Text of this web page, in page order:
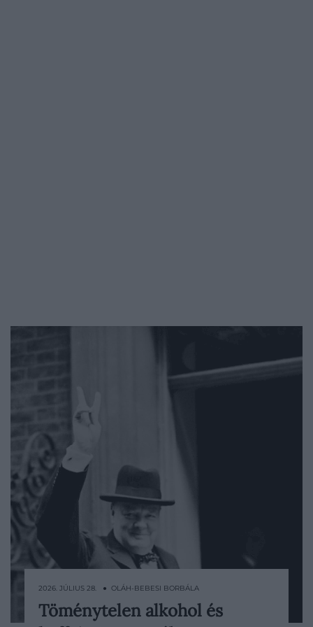
Winston Churchill napirendje a második
2026. JÚLIUS 28. ● OLÁH-BEBESI BORBÁLA
Töménytelen alkohol és